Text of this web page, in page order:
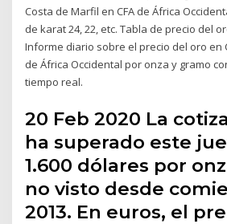
Costa de Marfil en CFA de África
de karat 24, 22, etc. Tabla de precio del
Informe diario sobre el precio del oro en
de África Occidental por onza y gramo
tiempo real.
20 Feb 2020 La
ha superado este
1.600 dólares por
no visto desde
2013. En euros, el